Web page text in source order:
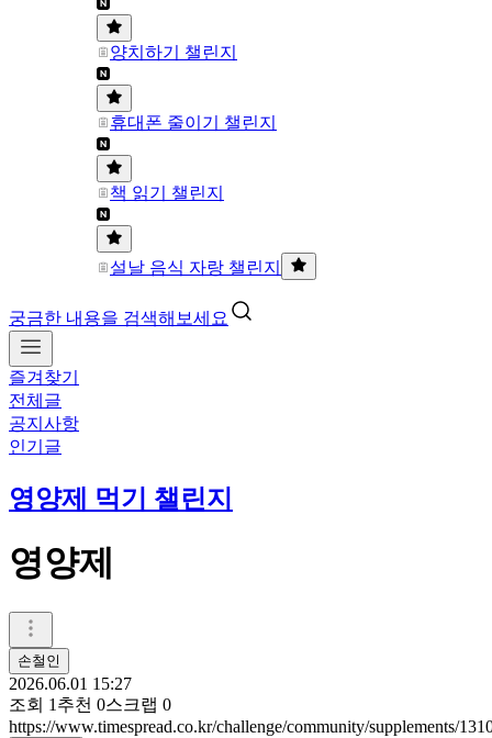
양치하기 챌린지
휴대폰 줄이기 챌린지
책 읽기 챌린지
설날 음식 자랑 챌린지
궁금한 내용을 검색해보세요
즐겨찾기
전체글
공지사항
인기글
영양제 먹기 챌린지
영양제
손철인
2026.06.01 15:27
조회 1 추천 0스크랩 0
https://www.timespread.co.kr/challenge/community/supplements/